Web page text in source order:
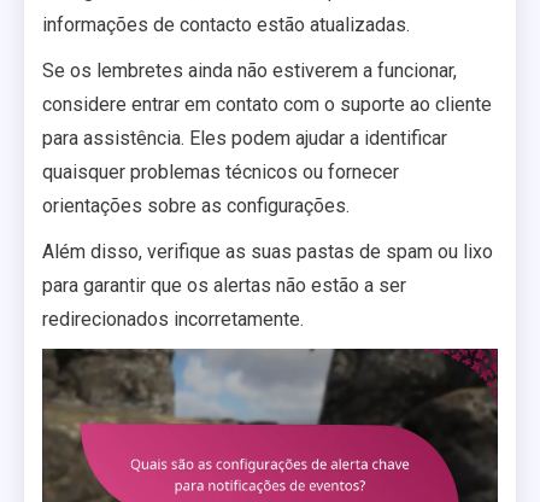
informações de contacto estão atualizadas.
Se os lembretes ainda não estiverem a funcionar,
considere entrar em contato com o suporte ao cliente
para assistência. Eles podem ajudar a identificar
quaisquer problemas técnicos ou fornecer
orientações sobre as configurações.
Além disso, verifique as suas pastas de spam ou lixo
para garantir que os alertas não estão a ser
redirecionados incorretamente.